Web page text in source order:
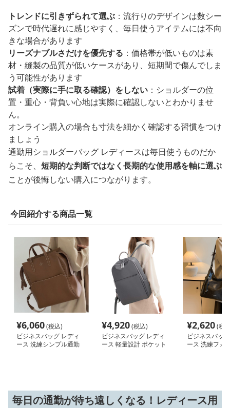
トレンドに引きずられて選ぶ ：流行りのデザインは数シー
ズンで時代遅れに感じやすく、毎日使うアイテムには不向
きな場合があります
リーズナブルさだけを優先する ：価格帯が低いものは素
材・縫製の品質が低いケースがあり、短期間で傷んでしま
う可能性があります
試着（実際に手に取る確認）をしない ：ショルダーの位
置・重心・背負い心地は実際に確認しないとわかりませ
ん。
オンライン購入の場合も寸法を細かく確認する習慣をつけ
ましょう
通勤用ショルダーバッグ レディースは毎日使うものだか
らこそ、 短期的な判断ではなく長期的な使用感を軸に選ぶ
ことが後悔しない購入につながります。
今回紹介する商品一覧
¥6,060(税込)
ビジネスバッグ レディ
ース 洗練シンプル通勤
¥4,920(税込)
ビジネスバッグ レディ
ース 軽量設計 ポケット
¥2,620(税
ビジネスバッ
ース 洗練フォ
毎日の通勤が待ち遠しくなる！レディース用